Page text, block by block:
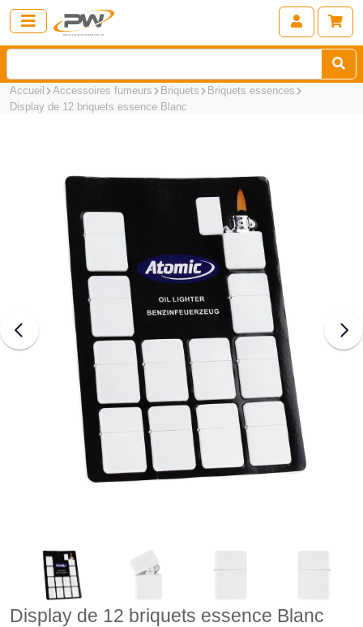
Accueil Accessoires fumeurs Briquets
Briquets essences
Display de 12 briquets essence Blanc
Display de 12 briquets essence Blanc